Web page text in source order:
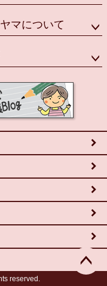
マについて
reserved.